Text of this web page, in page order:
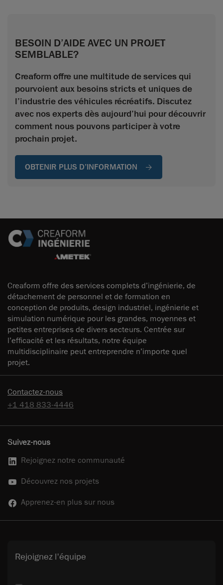
BESOIN D’AIDE AVEC UN PROJET
SEMBLABLE?
Creaform offre une multitude de services qui
pourvoient aux besoins stricts et uniques de
l’industrie des véhicules récréatifs. Discutez
avec nos experts dès aujourd’hui pour découvrir
comment nous pouvons participer à votre
prochain projet.
OBTENIR PLUS D’INFORMATION
Creaform offre des services complets d’ingénierie, de
détachement de personnel et de formation en
conception de produits, design industriel, ingénierie et
simulation numérique pour les grandes, moyennes et
petites entreprises de divers secteurs. Centrée sur
l’efficacité et les résultats, notre équipe
multidisciplinaire peut entreprendre n’importe quel
projet.
Contactez-nous
+1 418 833-4446
Suivez-nous
Rejoignez notre communauté
Découvrez nos projets
Apprenez-en plus sur nous
Rejoignez l'équipe